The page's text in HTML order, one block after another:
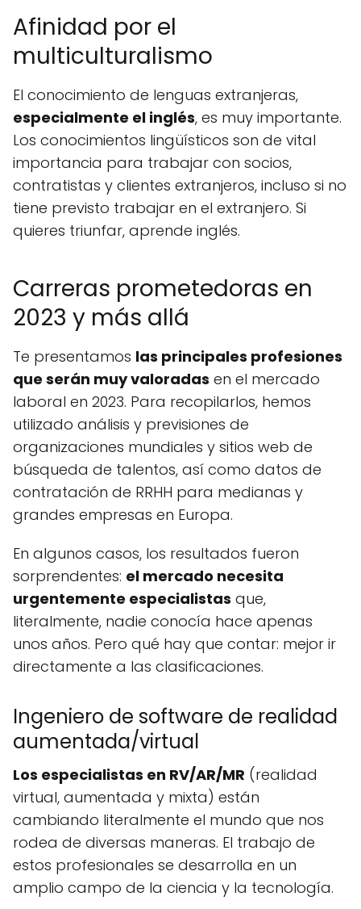
Afinidad por el
multiculturalismo
El conocimiento de lenguas extranjeras,
especialmente el inglés, es muy importante.
Los conocimientos lingüísticos son de vital
importancia para trabajar con socios,
contratistas y clientes extranjeros, incluso si no
tiene previsto trabajar en el extranjero. Si
quieres triunfar, aprende inglés.
Carreras prometedoras en
2023 y más allá
Te presentamos las principales profesiones
que serán muy valoradas en el mercado
laboral en 2023. Para recopilarlos, hemos
utilizado análisis y previsiones de
organizaciones mundiales y sitios web de
búsqueda de talentos, así como datos de
contratación de RRHH para medianas y
grandes empresas en Europa.
En algunos casos, los resultados fueron
sorprendentes: el mercado necesita
urgentemente especialistas que,
literalmente, nadie conocía hace apenas
unos años. Pero qué hay que contar: mejor ir
directamente a las clasificaciones.
Ingeniero de software de realidad
aumentada/virtual
Los especialistas en RV/AR/MR (realidad
virtual, aumentada y mixta) están
cambiando literalmente el mundo que nos
rodea de diversas maneras. El trabajo de
estos profesionales se desarrolla en un
amplio campo de la ciencia y la tecnología.